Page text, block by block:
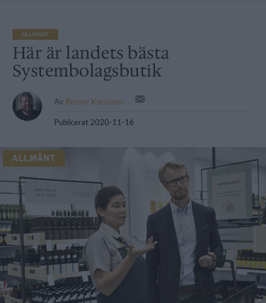
ALLMÄNT
Här är landets bästa
Systembolagsbutik
Av Ronny Karlsson
Publicerat 2020-11-16
ALLMÄNT